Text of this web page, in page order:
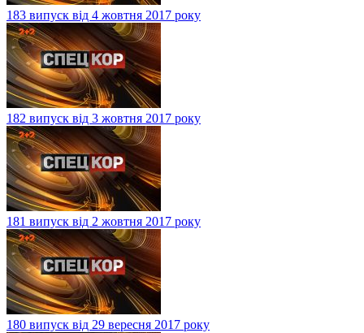
183 випуск від 4 жовтня 2017 року
182 випуск від 3 жовтня 2017 року
181 випуск від 2 жовтня 2017 року
180 випуск від 29 вересня 2017 року